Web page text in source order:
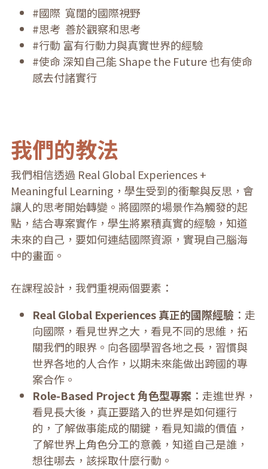
#國際  寬闊的國際視野
#思考  善於觀察和思考
#行動 富有行動力與真實世界的經驗
#使命 深知自己能 Shape the Future 也有使命
感去付諸實行
我們的教法
我們相信透過 Real Global Experiences +
Meaningful Learning，學生受到的衝擊與反思，會
讓人的思考開始轉變。將國際的場景作為觸發的起
點，結合專案實作，學生將累積真實的經驗，知道
未來的自己，要如何連結國際資源，實現自己腦海
中的畫面。
在課程設計，我們重視兩個要素：
Real Global Experiences 真正的國際經驗 ：走
向國際，看見世界之大，看見不同的思維，拓
關我們的眼界。向各國學習各地之長，習慣與
世界各地的人合作，以期未來能做出跨國的專
案合作。
Role-Based Project 角色型專案 ：走進世界，
看見長大後，真正要踏入的世界是如何運行
的，了解做事能成的關鍵，看見知識的價值，
了解世界上角色分工的意義，知道自己是誰，
想往哪去，該採取什麼行動。